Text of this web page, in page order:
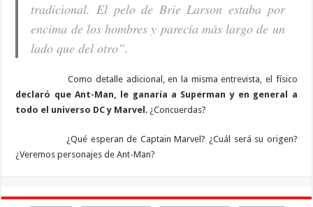
tradicional. El pelo de Brie Larson estaba por
encima de los hombres y parecía más largo de un
lado que del otro”.
Como detalle adicional, en la misma entrevista, el físico
declaró que Ant-Man, le ganaría a Superman y en general a
todo el universo DC y Marvel . ¿Concuerdas?
¿Qué esperan de Captain Marvel? ¿Cuál será su origen?
¿Veremos personajes de Ant-Man?